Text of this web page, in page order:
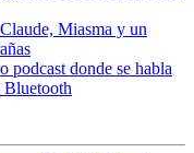
Miasma y un
podcast donde se habla